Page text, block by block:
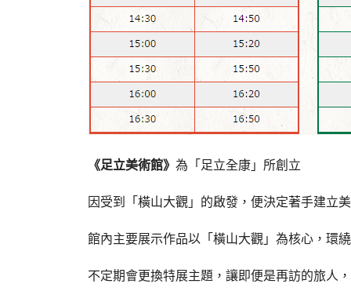
《足立美術館》 為「足立全康」所創立
因受到「橫山大觀」的啟發，便決定著手建立
館內主要展示作品以「橫山大觀」為核心，環
不定期會更換特展主題，讓即便是再訪的旅人